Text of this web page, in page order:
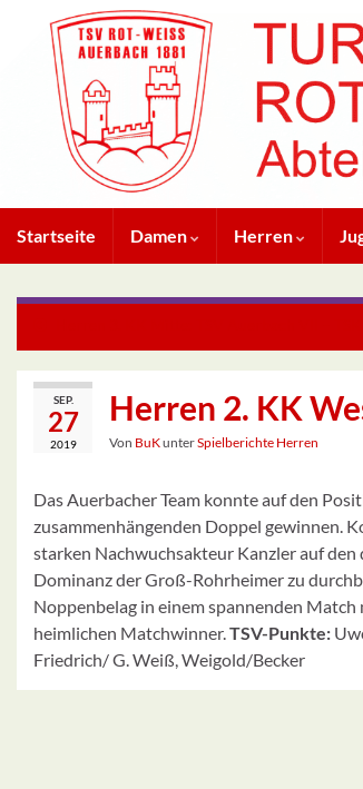
Startseite Damen Herren
SEP.
27
2019
Herren 2. KK
Von BuKunterSpielberichte Herren
Das Auerbacher Team konnte auf den
zusammenhängenden Doppel gewinnen.
starken Nachwuchsakteur Kanzler auf
Dominanz der Groß-Rohrheimer zu
Noppenbelag in einem spannenden
heimlichen Matchwinner.TSV-Punkte:
Friedrich/ G. Weiß, Weigold/Becker